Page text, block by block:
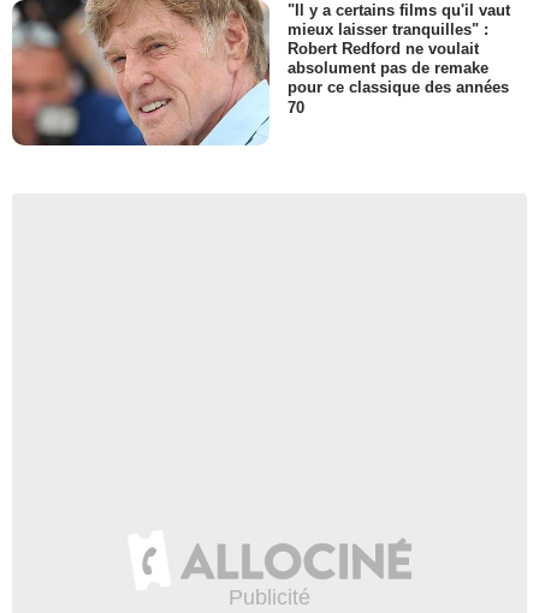
"Il y a certains films qu'il vaut
mieux laisser tranquilles" :
Robert Redford ne voulait
absolument pas de remake
pour ce classique des années
70